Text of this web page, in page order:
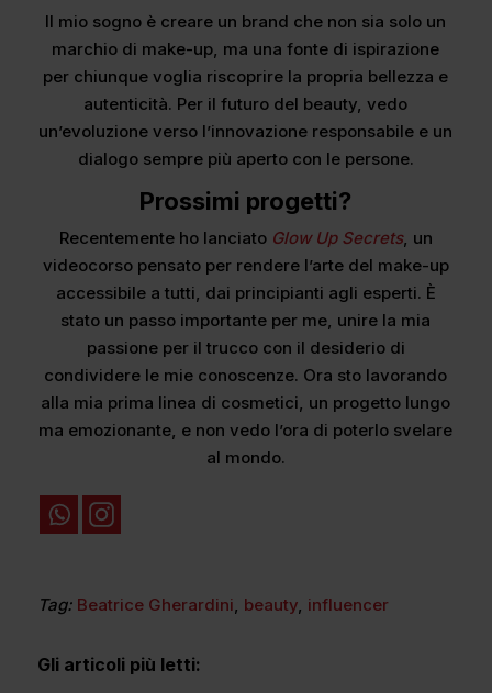
Il mio sogno è creare un brand che non sia solo un
marchio di make-up, ma una fonte di ispirazione
per chiunque voglia riscoprire la propria bellezza e
autenticità. Per il futuro del beauty, vedo
un’evoluzione verso l’innovazione responsabile e un
dialogo sempre più aperto con le persone.
Prossimi progetti?
Recentemente ho lanciato Glow Up Secrets, un
videocorso pensato per rendere l’arte del make-up
accessibile a tutti, dai principianti agli esperti. È
stato un passo importante per me, unire la mia
passione per il trucco con il desiderio di
condividere le mie conoscenze. Ora sto lavorando
alla mia prima linea di cosmetici, un progetto lungo
ma emozionante, e non vedo l’ora di poterlo svelare
al mondo.
Tag: Beatrice Gherardini beauty, influencer
Gli articoli più letti: